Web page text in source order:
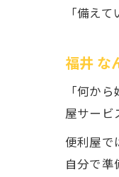
「備え
福井 な
「何か
屋サービ
便利屋で
自分で準